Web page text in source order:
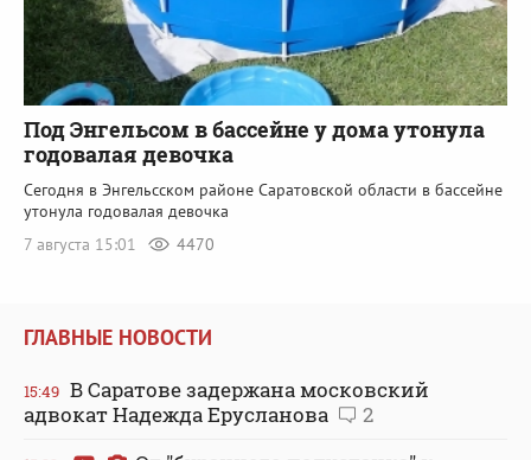
Под Энгельсом в бассейне у дома утонула
годовалая девочка
Сегодня в Энгельсском районе Саратовской области в бассейне
утонула годовалая девочка
7 августа 15:01
4470
ГЛАВНЫЕ НОВОСТИ
15:49 В Саратове задержана московский
адвокат Надежда Ерусланова
2